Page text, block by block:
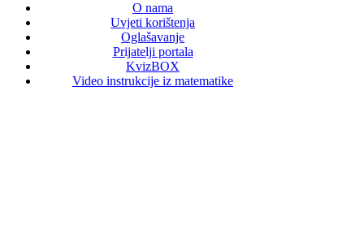
O nama
Uvjeti korištenja
Oglašavanje
Prijatelji portala
KvizBOX
Video instrukcije iz matematike